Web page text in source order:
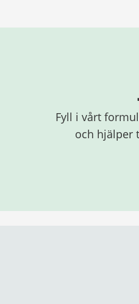
Fyll i vårt
och hjälper